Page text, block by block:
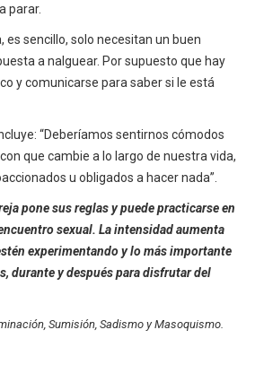
parar.
es sencillo, solo necesitan un buen
a nalguear. Por supuesto que hay
y comunicarse para saber si le está
“Deberíamos sentirnos cómodos
que cambie a lo largo de nuestra vida,
u obligados a hacer nada”.
pone sus reglas y puede practicarse en
sexual. La intensidad aumenta
experimentando y lo más importante
durante y después para disfrutar del
Sumisión, Sadismo y Masoquismo.